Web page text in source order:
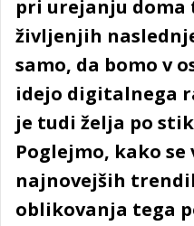
pri urejanju doma
življenjih
samo, da bomo v
idejo digitalnega
je tudi želja po
Poglejmo, kako se
najnovejših
oblikovanja tega